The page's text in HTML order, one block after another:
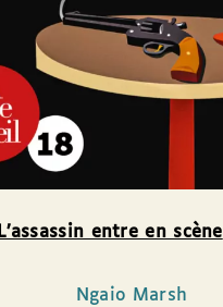
L’assassin entre en scène
Ngaio Marsh